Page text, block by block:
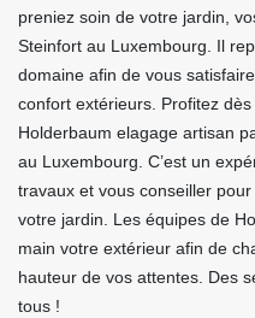
preniez soin de votre jardin,
Steinfort au Luxembourg. Il
domaine afin de vous
confort extérieurs. Profitez
Holderbaum elagage artisan
au Luxembourg. C’est un
travaux et vous conseiller
votre jardin. Les équipes de
main votre extérieur afin de
hauteur de vos attentes. Des
tous !